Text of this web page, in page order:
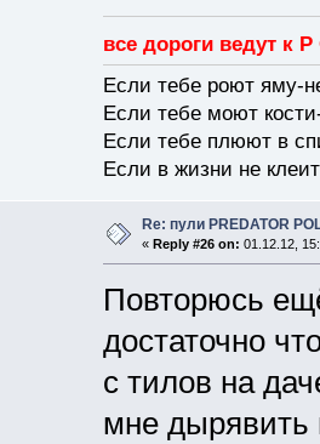
все дороги ведут к
Если тебе роют яму-
Если тебе моют
Если тебе плюют в
Если в жизни не
Re: пули PREDATOR
« Reply #26 on: 01.12.12,
Повторюсь
достаточно
с тилов на
мне дырявить